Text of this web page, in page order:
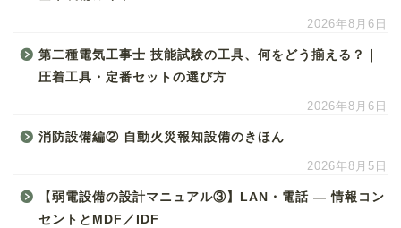
2026年8月6日
第二種電気工事士 技能試験の工具、何をどう揃える？｜
圧着工具・定番セットの選び方
2026年8月6日
消防設備編② 自動火災報知設備のきほん
2026年8月5日
【弱電設備の設計マニュアル③】LAN・電話 ― 情報コン
セントとMDF／IDF